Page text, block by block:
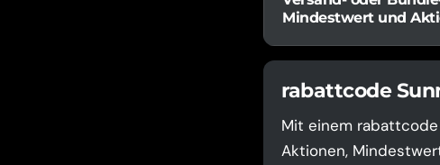
Mindestwert und
rabattcode
Mit einem
Aktionen,